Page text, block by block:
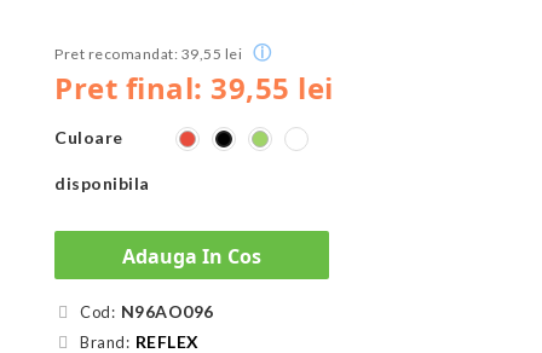
Pret final: 39,55 lei
Pret recomandat: 39,55 lei ⓘ
Culoare
disponibila
RoșuNegruVerdeFloor
Adauga In Cos
Cod: N96AO096
Brand: REFLEX